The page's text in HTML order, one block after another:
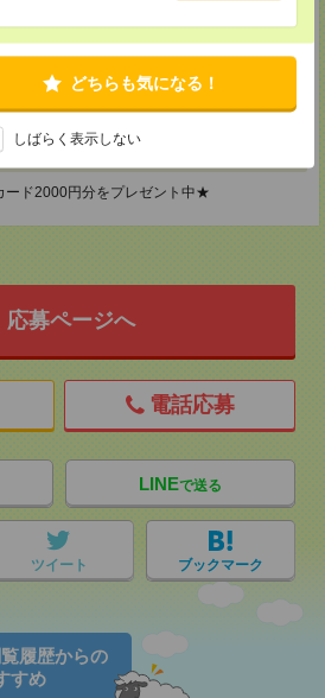
どちらも気になる！
しばらく表示しない
オフィス
ド2000円分をプレゼント中★
応募ページへ
電話応募
LINEで送る
ツイート ブックマーク
履歴からの
すめ